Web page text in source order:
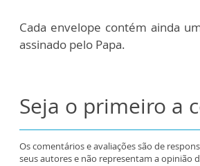
Cada envelope contém ainda
assinado pelo Papa.
Seja o primeiro a
Os comentários e avaliações são de
seus autores e não representam a opinião